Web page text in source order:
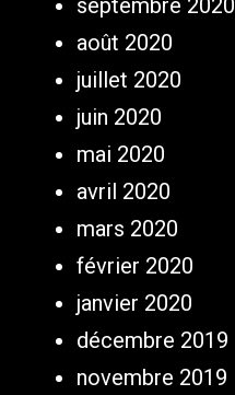
septembre 2020
août 2020
juillet 2020
juin 2020
mai 2020
avril 2020
mars 2020
février 2020
janvier 2020
décembre 2019
novembre 2019